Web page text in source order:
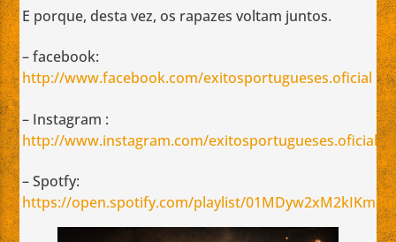
E porque, desta vez, os rapazes voltam juntos.
– facebook:
http://www.facebook.com/exitosportugueses.oficial
– Instagram :
http://www.instagram.com/exitosportugueses.oficial
– Spotfy:
https://open.spotify.com/playlist/